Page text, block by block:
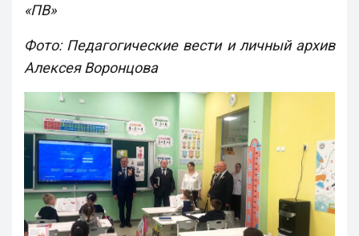
«ПВ»
Фото: Педагогические вести и личный архив
Алексея Воронцова